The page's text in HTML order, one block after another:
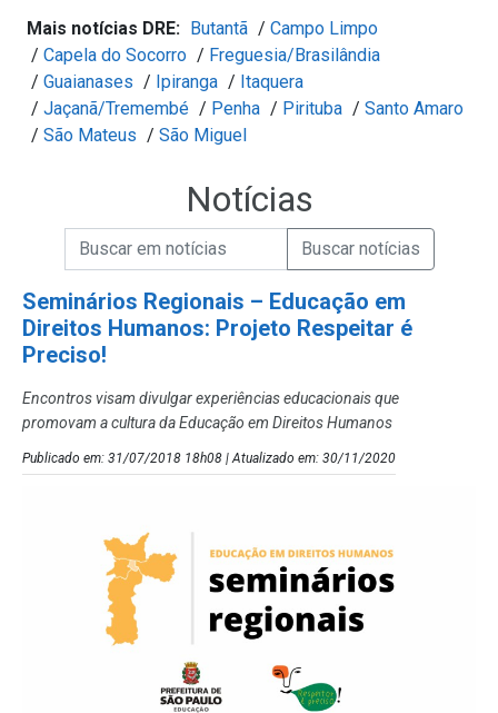
Mais notícias DRE: Butantã / Campo Limpo
/ Capela do Socorro / Freguesia/Brasilândia
/ Guaianases / Ipiranga / Itaquera
/ Jaçanã/Tremembé / Penha / Pirituba / Santo Amaro
/ São Mateus / São Miguel
Notícias
Campo de Busca de Notícias
Campo de Busca de informaçõesEnviar a Busca de Notícias
Seminários Regionais – Educação em
Direitos Humanos: Projeto Respeitar é
Preciso!
Encontros visam divulgar experiências educacionais que
promovam a cultura da Educação em Direitos Humanos
Publicado em: 31/07/2018 18h08 | Atualizado em: 30/11/2020